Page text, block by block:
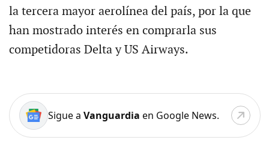
la tercera mayor aerolínea del país, por la que
han mostrado interés en comprarla sus
competidoras Delta y US Airways.
Sigue a Vanguardia en Google News.